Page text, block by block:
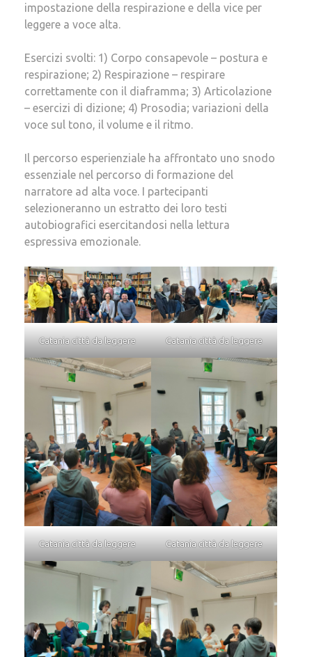
impostazione della respirazione e della vice per
leggere a voce alta.
Esercizi svolti: 1) Corpo consapevole – postura e
respirazione; 2) Respirazione – respirare
correttamente con il diaframma; 3) Articolazione
– esercizi di dizione; 4) Prosodia; variazioni della
voce sul tono, il volume e il ritmo.
Il percorso esperienziale ha affrontato uno snodo
essenziale nel percorso di formazione del
narratore ad alta voce. I partecipanti
selezioneranno un estratto dei loro testi
autobiografici esercitandosi nella lettura
espressiva emozionale.
Catania città da leggere Catania città da leggere
Catania città da leggere Catania città da leggere